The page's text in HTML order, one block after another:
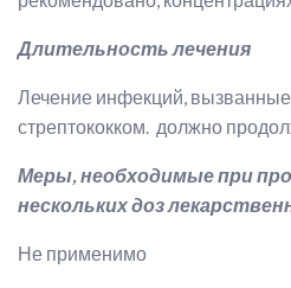
Длительность лечения
Лечение инфекций,
стрептококком. должно
Меры, необходимые при
нескольких доз
Не применимо